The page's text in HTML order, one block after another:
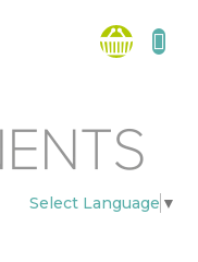
Select Language ▼
košík